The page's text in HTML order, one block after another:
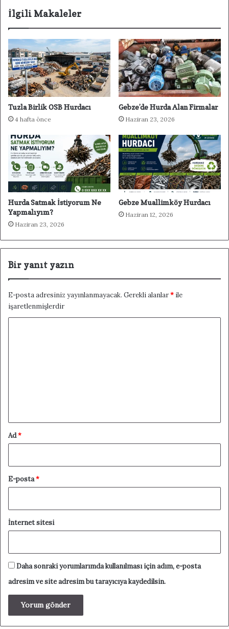
İlgili Makaleler
Tuzla Birlik OSB Hurdacı
4 hafta önce
Gebze’de Hurda Alan Firmalar
Haziran 23, 2026
Hurda Satmak İstiyorum Ne
Yapmalıyım?
Haziran 23, 2026
Gebze Muallimköy Hurdacı
Haziran 12, 2026
Bir yanıt yazın
E-posta adresiniz yayınlanmayacak. Gerekli alanlar* ile
işaretlenmişlerdir
Ad*
E-posta*
İnternet sitesi
Daha sonraki yorumlarımda kullanılması için adım, e-posta
adresim ve site adresim bu tarayıcıya kaydedilsin.